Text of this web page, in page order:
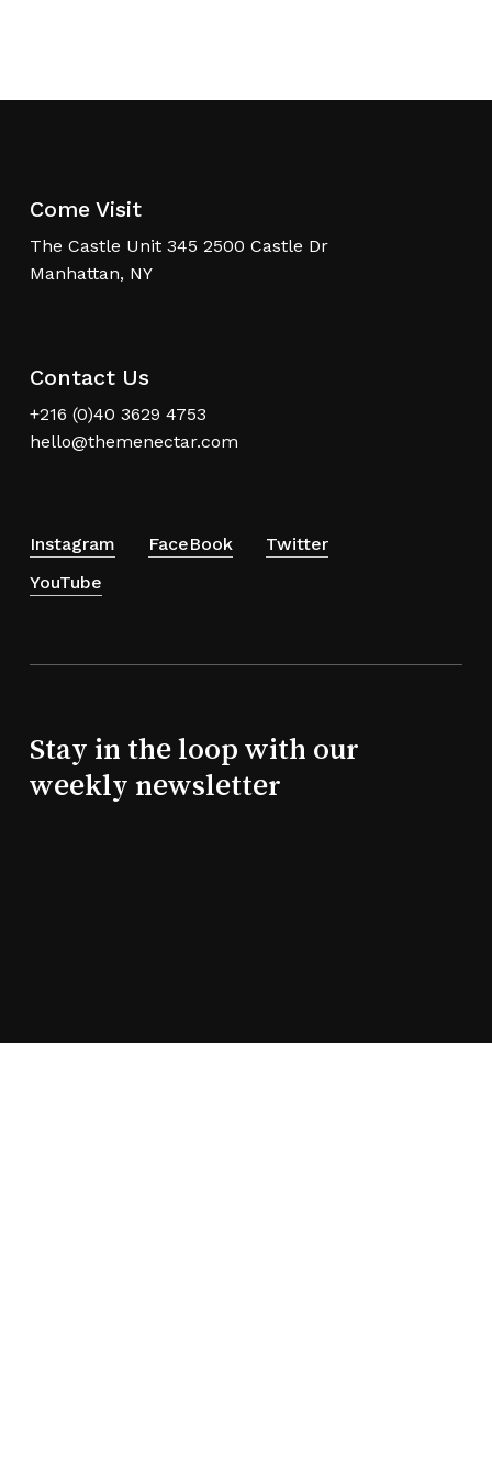
Come Visit
The Castle Unit 345 2500 Castle Dr
Manhattan, NY
Contact Us
+216 (0)40 3629 4753
hello@themenectar.com
Instagram FaceBook
Twitter
YouTube
Stay in the loop with our
weekly newsletter